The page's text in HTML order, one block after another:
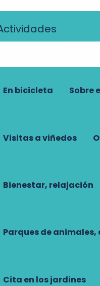
En bicicleta Sobre
Visitas a viñedos
Bienestar, relajación
Parques de
Cita en los jardines
al 28 agosto
de la Jarnoterie